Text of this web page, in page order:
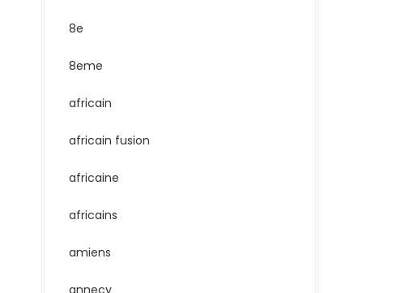
8e
8eme
africain
africain fusion
africaine
africains
amiens
annecy